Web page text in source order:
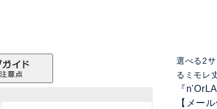
選べる2
るミモレ
『
【メー